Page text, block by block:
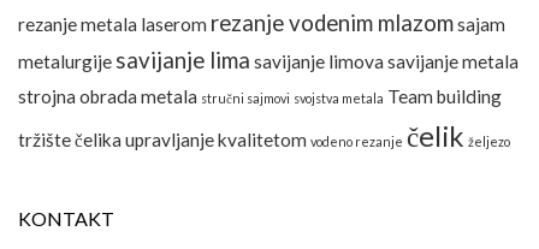
rezanje metala laserom rezanje vodenim mlazomsajam
metalurgije savijanje lima savijanje limova savijanje metala
strojna obrada metala stručni sajmovi svojstva metala Team building
tržište čelika upravljanje kvalitetom vodeno rezanje čelik željezo
KONTAKT